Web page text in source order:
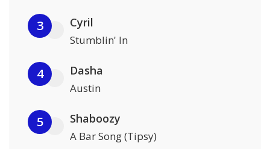
3 Cyril
Stumblin' In
4 Dasha
Austin
5 Shaboozy
A Bar Song (Tipsy)